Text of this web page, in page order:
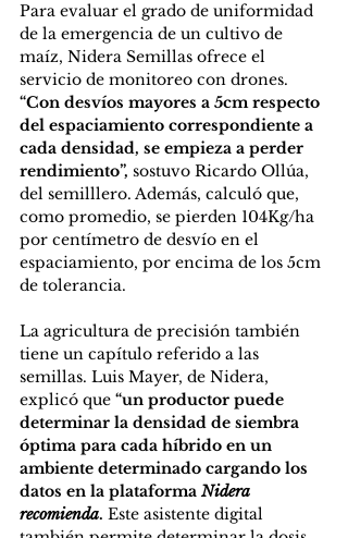
Para evaluar el grado de uniformidad
de la emergencia de un cultivo de
maíz, Nidera Semillas ofrece el
servicio de monitoreo con drones.
“Con desvíos mayores a 5cm respecto
del espaciamiento correspondiente a
cada densidad, se empieza a perder
rendimiento”, sostuvo Ricardo Ollúa,
del semilllero. Además, calculó que,
como promedio, se pierden 104Kg/ha
por centímetro de desvío en el
espaciamiento, por encima de los 5cm
de tolerancia.
La agricultura de precisión también
tiene un capítulo referido a las
semillas. Luis Mayer, de Nidera,
explicó que “un productor puede
determinar la densidad de siembra
óptima para cada híbrido en un
ambiente determinado cargando los
datos en la plataforma Nidera
recomienda. Este asistente digital